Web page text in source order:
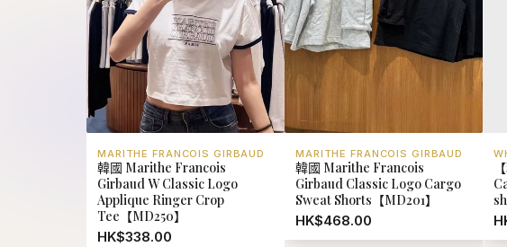
MARITHE FRANCOIS GIRBAUD
韓國 Marithe Francois
Girbaud W Classic Logo
Applique Ringer Crop
Tee【MD250】
HK$338.00
MARITHE FRANCOIS GIRBAUD
韓國 Marithe Francois
Girbaud Classic Logo Cargo
Sweat Shorts【MD201】
HK$468.00